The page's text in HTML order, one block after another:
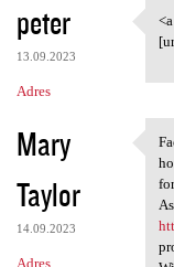
peter
13.09.2023
Adres
<a
Mary
Taylor
14.09.2023
Adres